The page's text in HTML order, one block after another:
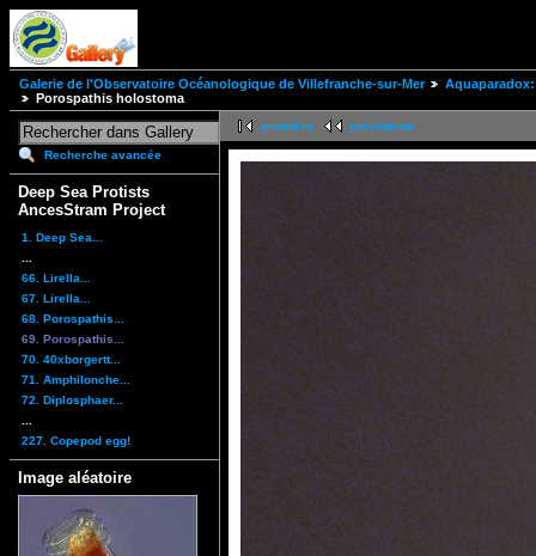
Galerie de l'Observatoire Océanologique de Villefranche-sur-Mer
Porospathis holostoma
Recherche avancée
Deep Sea Protists
AncesStram Project
1. Deep Sea...
66. Lirella...
67. Lirella...
68. Porospathis...
69. Porospathis...
70. 40xborgertt...
71. Amphilonche...
72. Diplosphaer...
227. Copepod egg!
Image aléatoire
première précédente